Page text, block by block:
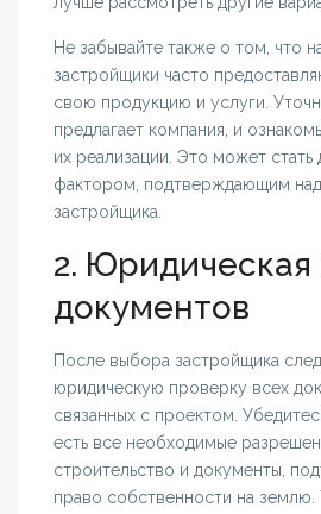
Не забывайте также о том, что
застройщики часто
свою продукцию и услуги.
предлагает компания, и
их реализации. Это может стать
фактором, подтверждающим
застройщика.
2. Юридическая
документов
После выбора застройщика
юридическую проверку всех
связанных с проектом.
есть все необходимые
строительство и документы,
право собственности на